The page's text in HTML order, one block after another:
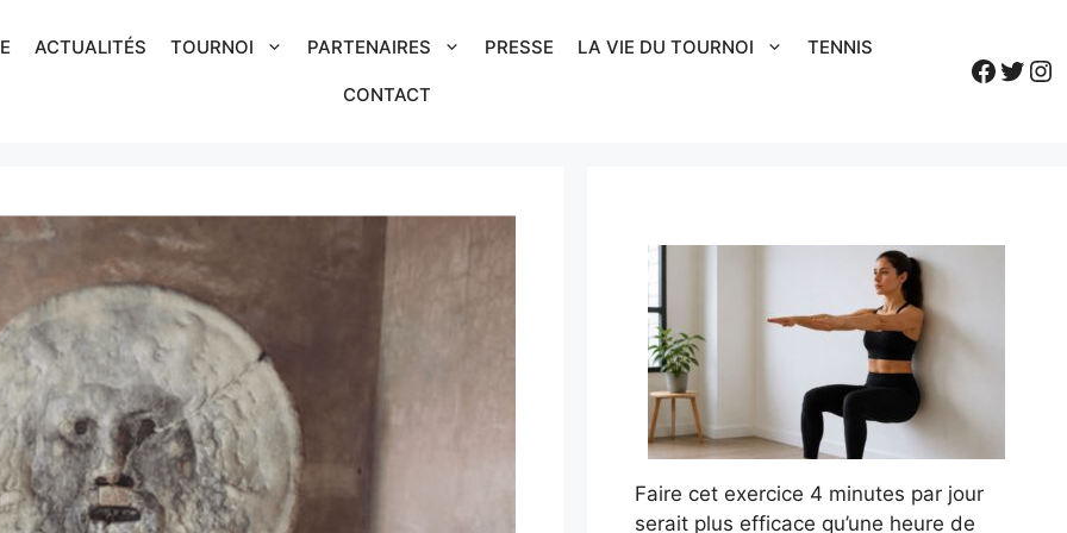
ACTUALITÉS TOURNOI PARTENAIRES PRESSE LA VIE DU TOURNOI TENNIS
CONTACT
Faire cet exercice 4 minutes par jour
serait plus efficace qu’une heure de